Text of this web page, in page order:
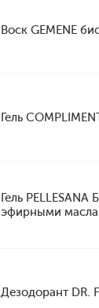
Воск GEMENE
Гель
Гель
эфирными
Дезодорант DR.